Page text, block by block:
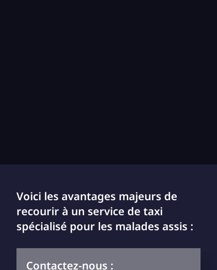
Voici les avantages majeurs de
recourir à un service de taxi
spécialisé pour les malades assis :
Contactez-nous :